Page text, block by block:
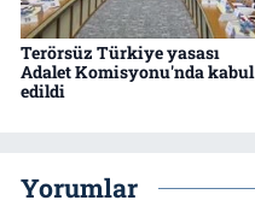
Terörsüz Türkiye yasası
Adalet Komisyonu'nda kabul
edildi
Yorumlar